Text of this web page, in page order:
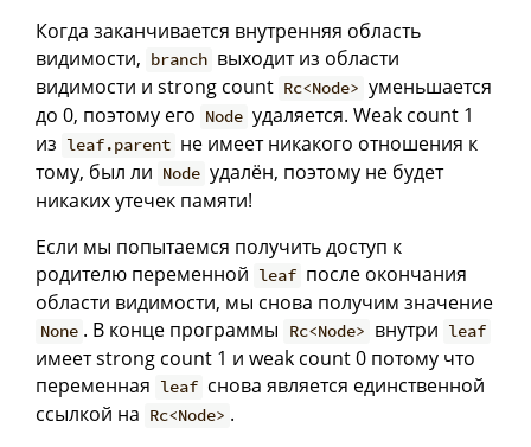
Когда заканчивается внутренняя область
видимости, branch выходит из области
видимости и strong count Rc<Node> уменьшается
до 0, поэтому его Node удаляется. Weak count 1
из leaf.parent не имеет никакого отношения к
тому, был ли Node удалён, поэтому не будет
никаких утечек памяти!
Если мы попытаемся получить доступ к
родителю переменной leaf после окончания
области видимости, мы снова получим значение
None . В конце программы Rc<Node> внутри leaf
имеет strong count 1 и weak count 0 потому что
переменная leaf снова является единственной
ссылкой на Rc<Node> .